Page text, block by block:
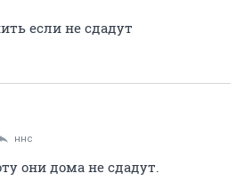
если не сдадут
ннс
они дома не сдадут.